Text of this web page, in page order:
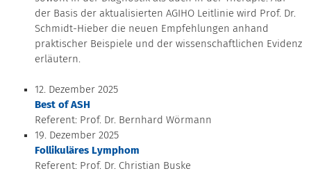
der Basis der aktualisierten AGIHO Leitlinie wird Prof. Dr.
Schmidt-Hieber die neuen Empfehlungen anhand
praktischer Beispiele und der wissenschaftlichen Evidenz
erläutern.
12. Dezember 2025
Best of ASH
Referent: Prof. Dr. Bernhard Wörmann
19. Dezember 2025
Follikuläres Lymphom
Referent: Prof. Dr. Christian Buske